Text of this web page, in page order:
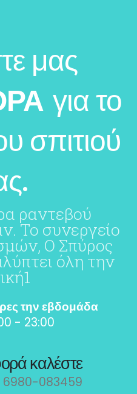
μας
για το
σπιτιού
ραντεβού
Το συνεργείο
Ο Σπύρος
όλη την
την εβδομάδα
- 23:00
καλέστε
6980-083459